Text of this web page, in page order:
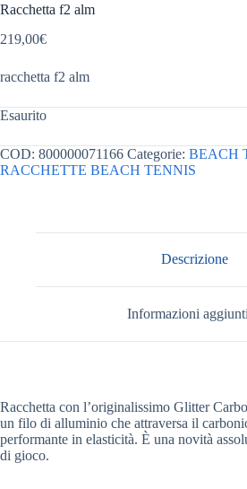
Racchetta f2 alm
219,00€
racchetta f2 alm
Esaurito
COD: 800000071166 Categorie: BEACH
RACCHETTE BEACH TENNIS
Descrizione
Informazioni
Racchetta con l’originalissimo Glitter
un filo di alluminio che attraversa il
performante in elasticità. È una novità
di gioco.